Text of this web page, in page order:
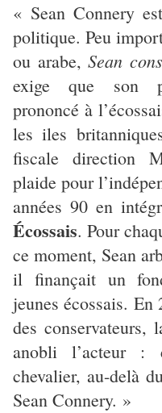
« Sean Connery
politique. Peu
ou arabe,Sean
exige que son
prononcé à
les iles
fiscale direction
plaide pour
années 90 en
Écossais. Pour
ce moment, Sean
il finançait un
jeunes écossais.
des conservateurs,
anobli l’acteur :
chevalier, au-delà
Sean Connery. »